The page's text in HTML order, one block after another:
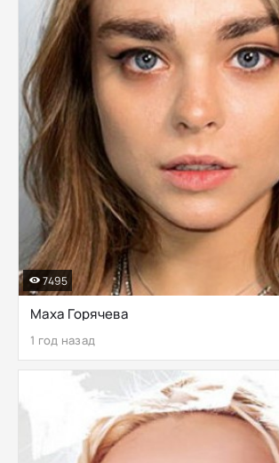
Маха Горячева
1 год назад
7495